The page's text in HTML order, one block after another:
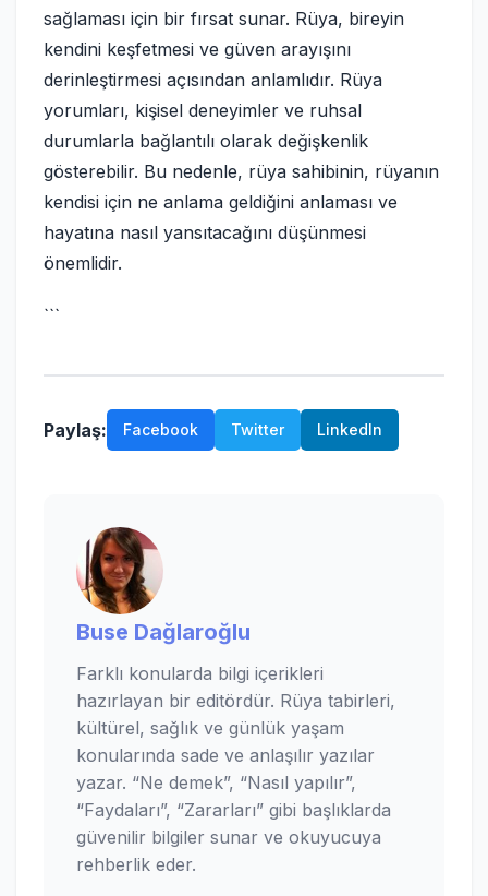
sağlaması için bir fırsat sunar. Rüya, bireyin
kendini keşfetmesi ve güven arayışını
derinleştirmesi açısından anlamlıdır. Rüya
yorumları, kişisel deneyimler ve ruhsal
durumlarla bağlantılı olarak değişkenlik
gösterebilir. Bu nedenle, rüya sahibinin, rüyanın
kendisi için ne anlama geldiğini anlaması ve
hayatına nasıl yansıtacağını düşünmesi
önemlidir.
```
Paylaş: Facebook Twitter LinkedIn
Buse Dağlaroğlu
Farklı konularda bilgi içerikleri
hazırlayan bir editördür. Rüya tabirleri,
kültürel, sağlık ve günlük yaşam
konularında sade ve anlaşılır yazılar
yazar. “Ne demek”, “Nasıl yapılır”,
“Faydaları”, “Zararları” gibi başlıklarda
güvenilir bilgiler sunar ve okuyucuya
rehberlik eder.